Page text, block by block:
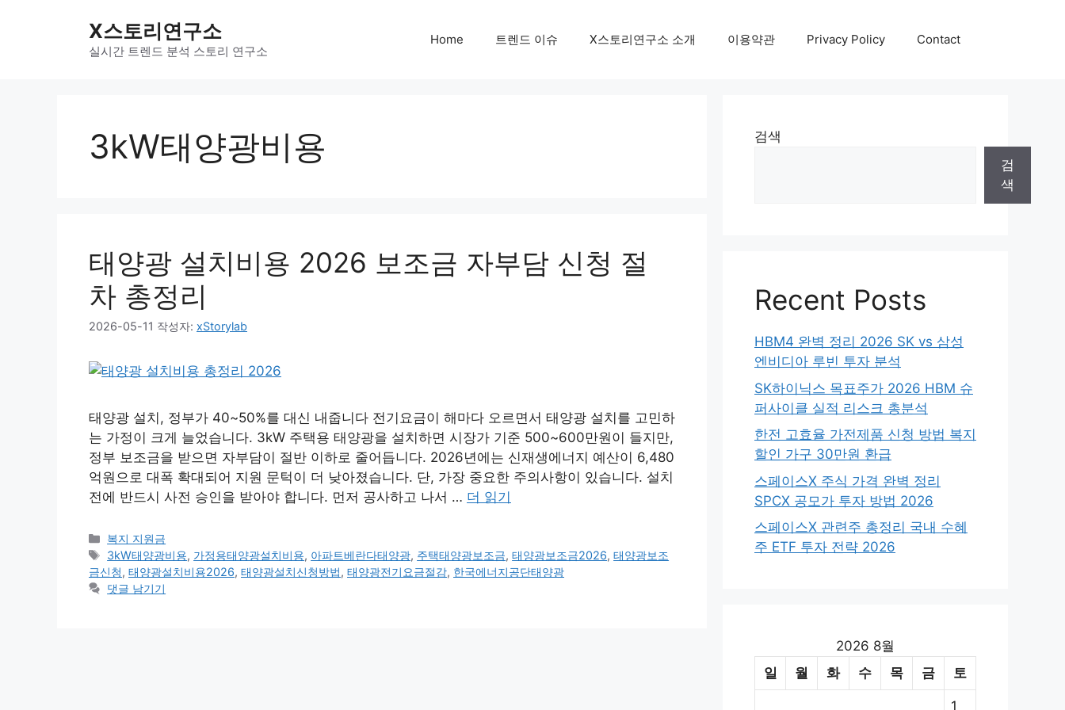
X스토리연구소
실시간 트렌드 분석 스토리 연구소
Home 트렌드 이슈 X스토리연구소 소개 이용약관 Privacy Policy Contact
3kW태양광비용
태양광 설치비용 2026 보조금 자부담 신청 절
차 총정리
2026-05-11 작성자: xStorylab
태양광 설치, 정부가 40~50%를 대신 내줍니다 전기요금이 해마다 오르면서 태양광 설치를 고민하
는 가정이 크게 늘었습니다. 3kW 주택용 태양광을 설치하면 시장가 기준 500~600만원이 들지만,
정부 보조금을 받으면 자부담이 절반 이하로 줄어듭니다. 2026년에는 신재생에너지 예산이 6,480
억원으로 대폭 확대되어 지원 문턱이 더 낮아졌습니다. 단, 가장 중요한 주의사항이 있습니다. 설치
전에 반드시 사전 승인을 받아야 합니다. 먼저 공사하고 나서 … 더 읽기
카
테
고
리
복지 지원금
태
그
3kW태양광비용, 가정용태양광설치비용, 아파트베란다태양광, 주택태양광보조금,태양광보조금2026,태양광보조
금신청, 태양광설치비용2026, 태양광설치신청방법, 태양광전기요금절감, 한국에너지공단태양광
댓글 남기기
검색
검
색
Recent Posts
HBM4 완벽 정리 2026 SK vs 삼성
엔비디아 루빈 투자 분석
SK하이닉스 목표주가 2026 HBM 슈
퍼사이클 실적 리스크 총분석
한전 고효율 가전제품 신청 방법 복지
할인 가구 30만원 환급
스페이스X 주식 가격 완벽 정리
SPCX 공모가 투자 방법 2026
스페이스X 관련주 총정리 국내 수혜
주 ETF 투자 전략 2026
2026 8월
일
월 화 수 목 금 토
1